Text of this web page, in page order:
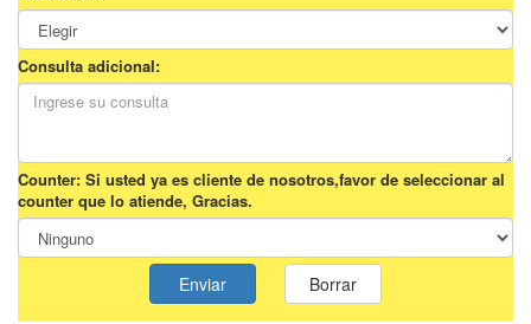
Consulta adicional:
Counter: Si usted ya es cliente de nosotros,favor de seleccionar al
counter que lo atiende, Gracias.
Enviar Borrar